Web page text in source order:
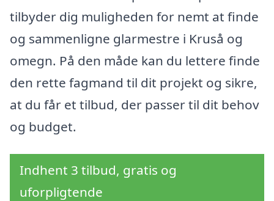
tilbyder dig muligheden for nemt at finde
og sammenligne glarmestre i Kruså og
omegn. På den måde kan du lettere finde
den rette fagmand til dit projekt og sikre,
at du får et tilbud, der passer til dit behov
og budget.
Indhent 3 tilbud, gratis og
uforpligtende